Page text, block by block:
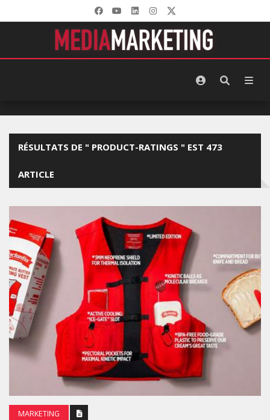
RÉSULTATS DE " PRODUCT-RATINGS " EST 473
ARTICLE
MARKETING